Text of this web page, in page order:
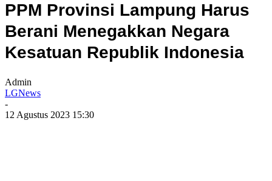
PPM Provinsi Lampung Harus
Berani Menegakkan Negara
Kesatuan Republik Indonesia
Admin
LGNews
-
12 Agustus 2023 15:30